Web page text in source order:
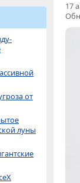
17
от
луны